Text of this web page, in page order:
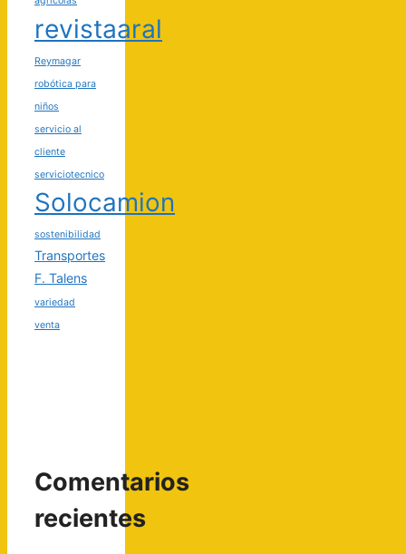
revistaaral
Reymagar
robótica para
niños
servicio al
cliente
serviciotecnico
Solocamion
sostenibilidad
Transportes
F. Talens
variedad
venta
Comentarios
recientes